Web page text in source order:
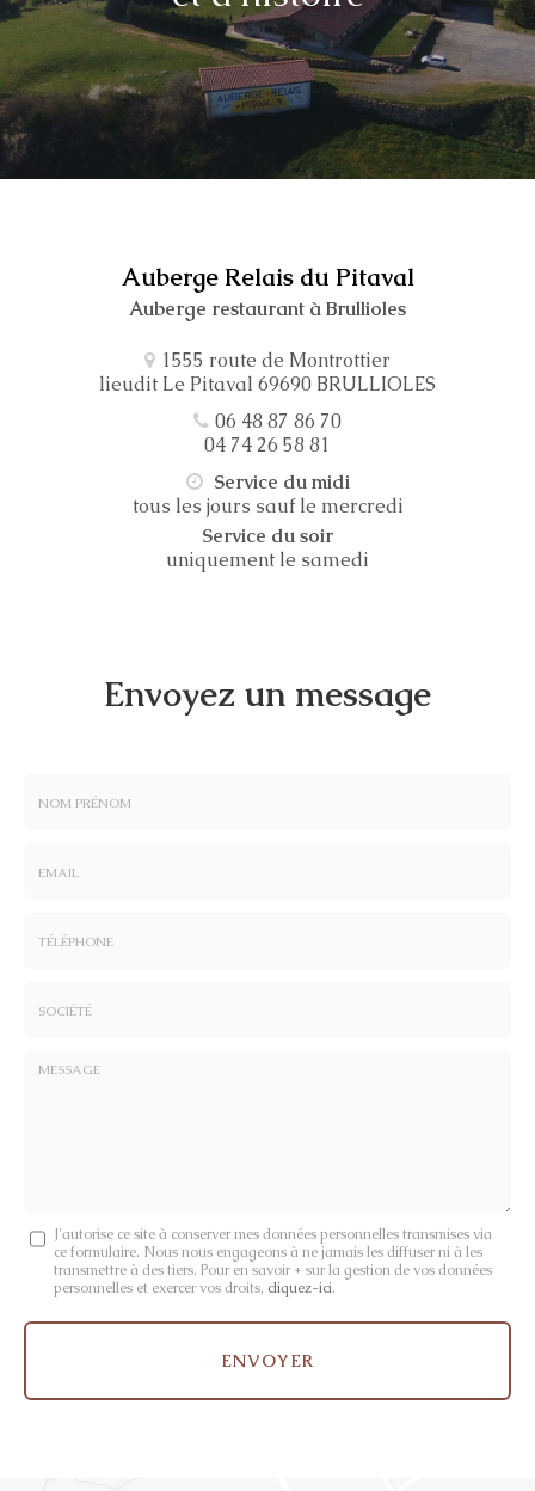
Auberge Relais du Pitaval
Auberge restaurant à Brullioles
1555 route de Montrottier
lieudit Le Pitaval 69690 BRULLIOLES
06 48 87 86 70
04 74 26 58 81
Service du midi
tous les jours sauf le mercredi
Service du soir
uniquement le samedi
Envoyez un message
Message
J'autorise ce site à conserver mes données personnelles transmises via
ce formulaire. Nous nous engageons à ne jamais les diffuser ni à les
transmettre à des tiers. Pour en savoir + sur la gestion de vos données
personnelles et exercer vos droits, cliquez-ici.
Acceptation
ENVOYER